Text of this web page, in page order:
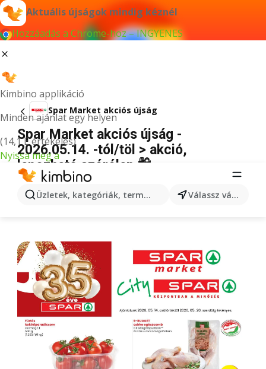
Aktuális újságok mindig kéznél
Hozzáadás a Chrome-hoz – INGYENES
Kimbino applikáció
Minden ajánlat egy helyen
(14,1 E értékelés)
Nyissa meg a
Üzletek, kategóriák, termékek keresése... Válassz várost
Spar Market akciós újság
Spar Market akciós újság -
2026.05.14. -tól/töl > akció,
lapozható szórólap 🛍️